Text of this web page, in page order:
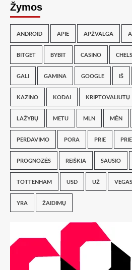
Žymos
ANDROID APIE APŽVALGA
BITGET BYBIT CASINO
GALI GAMINA GOOGLE IŠ
KAZINO KODAI KRIPTOVALIUTŲ
LAŽYBŲ METU MLN MĖN
PERDAVIMO PORA PRIE
PROGNOZĖS REIŠKIA SAUSIO
TOTTENHAM USD UŽ VEGAS
YRA ŽAIDIMŲ